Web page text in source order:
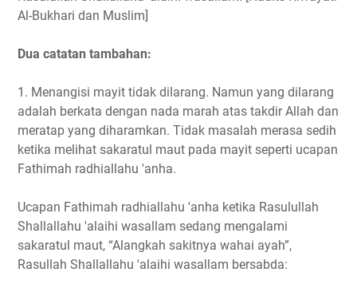
Al-Bukhari dan Muslim]
Dua catatan tambahan:
1. Menangisi mayit tidak dilarang. Namun yang dilarang
adalah berkata dengan nada marah atas takdir Allah dan
meratap yang diharamkan. Tidak masalah merasa sedih
ketika melihat sakaratul maut pada mayit seperti ucapan
Fathimah radhiallahu 'anha.
Ucapan Fathimah radhiallahu 'anha ketika Rasulullah
Shallallahu 'alaihi wasallam sedang mengalami
sakaratul maut, “Alangkah sakitnya wahai ayah”,
Rasullah Shallallahu 'alaihi wasallam bersabda: